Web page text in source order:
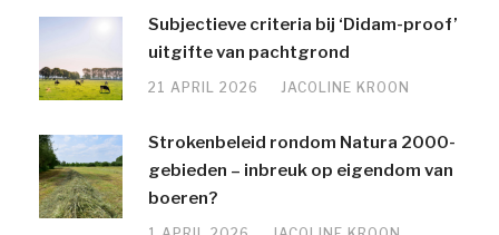
Subjectieve criteria bij ‘Didam-proof’
uitgifte van pachtgrond
21 APRIL 2026 JACOLINE KROON
Strokenbeleid rondom Natura 2000-
gebieden – inbreuk op eigendom van
boeren?